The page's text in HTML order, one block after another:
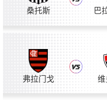
桑托斯 巴
弗拉门戈 维